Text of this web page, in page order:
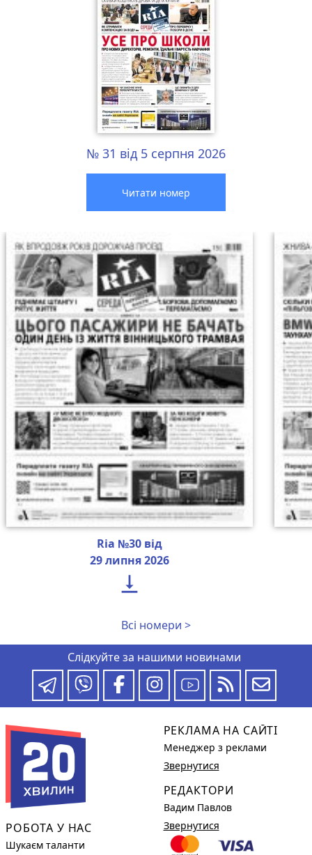
№ 31 від 5 серпня 2026
Читати номер
Ria №30 від
29 липня 2026

Всі номери >
Слідкуйте за нашими новинами
РОБОТА У НАС
Шукаєм таланти
РЕКЛАМА НА САЙТІ
Менеджер з реклами
Звернутися
РЕДАКТОРИ
Вадим Павлов
Звернутися